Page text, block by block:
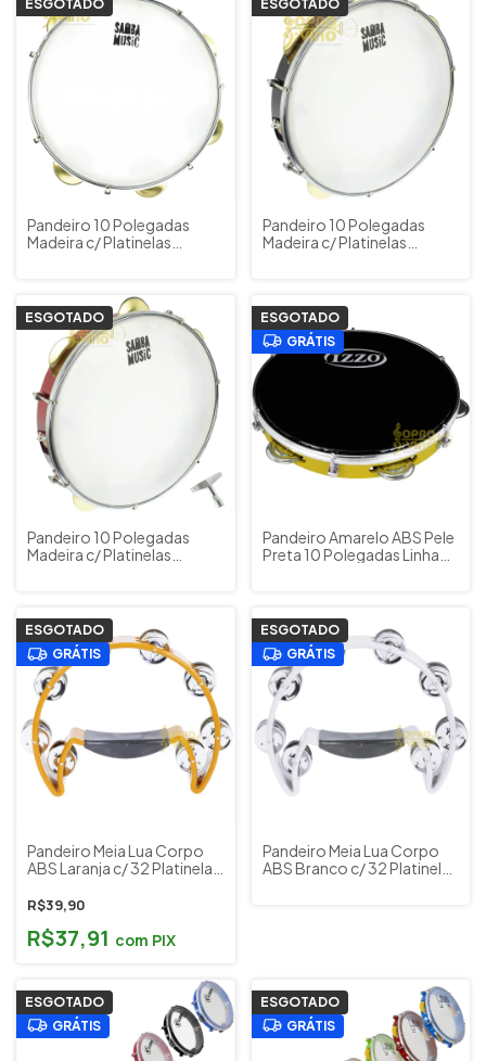
ESGOTADO
Pandeiro 10 Polegadas
Madeira c/ Platinelas
ESGOTADO
Pandeiro 10 Polegadas
Madeira c/ Platinelas
ESGOTADO
Pandeiro 10 Polegadas
Madeira c/ Platinelas
ESGOTADO
GRÁTIS
Pandeiro Amarelo ABS Pele
Preta 10 Polegadas Linha
ESGOTADO
GRÁTIS
Pandeiro Meia Lua Corpo
ABS Laranja c/ 32 Platinelas
Cód. 50763 (PML001LA)
R$39,90
R$37,91 com PIX
ESGOTADO
GRÁTIS
Pandeiro Meia Lua Corpo
ABS Branco c/ 32 Platinelas
ESGOTADO
GRÁTIS
ESGOTADO
GRÁTIS